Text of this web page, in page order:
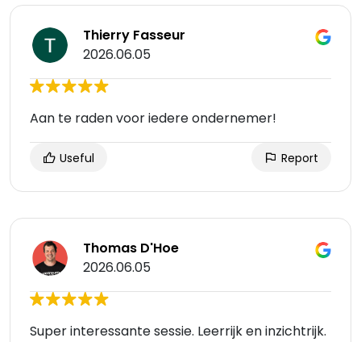
Thierry Fasseur
2026.06.05
Aan te raden voor iedere ondernemer!
Useful Report
Thomas D'Hoe
2026.06.05
Super interessante sessie. Leerrijk en inzichtrijk.